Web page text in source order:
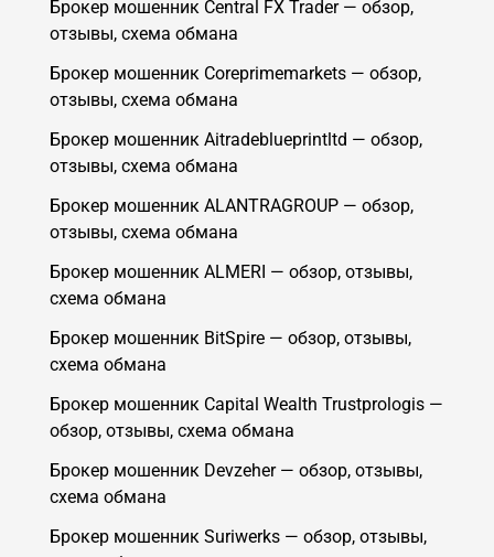
Брокер мошенник Central FX Trader — обзор,
отзывы, схема обмана
Брокер мошенник Coreprimemarkets — обзор,
отзывы, схема обмана
Брокер мошенник Aitradeblueprintltd — обзор,
отзывы, схема обмана
Брокер мошенник ALANTRAGROUP — обзор,
отзывы, схема обмана
Брокер мошенник ALMERI — обзор, отзывы,
схема обмана
Брокер мошенник BitSpire — обзор, отзывы,
схема обмана
Брокер мошенник Capital Wealth Trustprologis —
обзор, отзывы, схема обмана
Брокер мошенник Devzeher — обзор, отзывы,
схема обмана
Брокер мошенник Suriwerks — обзор, отзывы,